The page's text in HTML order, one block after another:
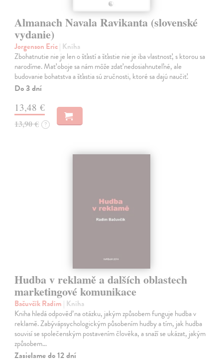
Almanach Navala Ravikanta (slovenské
vydanie)
Jorgenson Eric| Kniha
Zbohatnutie nie je len o šťastí a šťastie nie je iba vlastnosť, s ktorou sa
narodíme. Mať oboje sa nám môže zdať nedosiahnuteľné, ale
budovanie bohatstva a šťastia sú zručnosti, ktoré sa dajú naučiť.
Do 3 dní
13,48 €
13,90 € ?
Hudba v reklamě a dalších oblastech
marketingové komunikace
Bačuvčík Radim | Kniha
Kniha hledá odpověď na otázku, jakým způsobem funguje hudba v
reklamě. Zabývápsychologickým působením hudby a tím, jak hudba
souvisí se společenským postavením člověka, a snaží se ukázat, jakým
způsobem…
Zasielame do 12 dní